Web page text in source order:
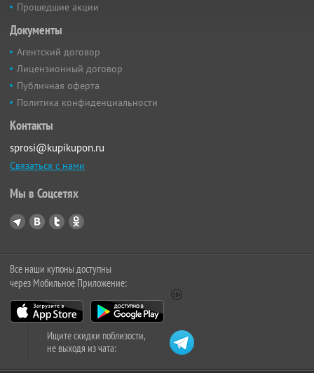
Прошедшие акции
Документы
Агентский договор
Лицензионный договор
Публичная оферта
Политика конфиденциальности
Контакты
sprosi@kupikupon.ru
Связаться с нами
Мы в Соцсетях
Все наши купоны доступны
через Мобильное Приложение:
Ищите скидки поблизости,
не выходя из чата: